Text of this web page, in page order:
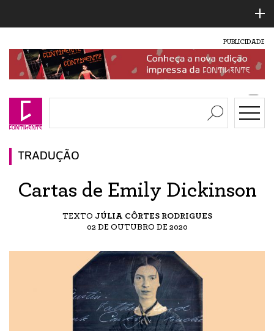
PUBLICIDADE
TRADUÇÃO
Cartas de Emily Dickinson
TEXTO JÚLIA CÔRTES RODRIGUES
02 DE OUTUBRO DE 2020